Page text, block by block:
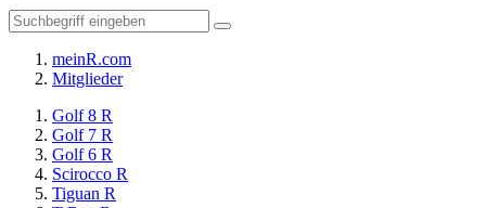
meinR.com
Mitglieder
Golf 8 R
Golf 7 R
Golf 6 R
Scirocco R
Tiguan R